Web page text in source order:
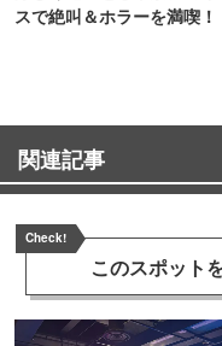
スで絶叫＆ホラーを満喫！
関連記事
Check!
このスポット